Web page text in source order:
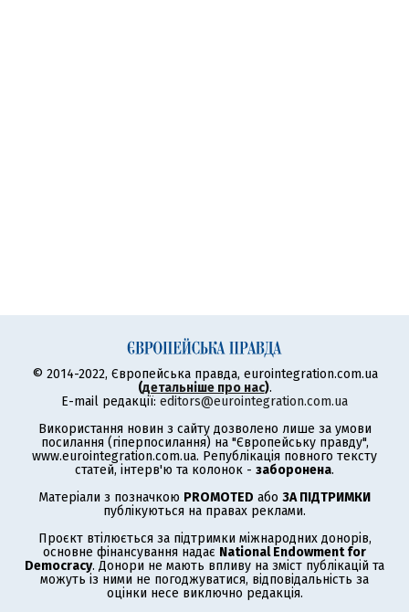
© 2014-2022, Європейська правда, eurointegration.com.ua
(детальніше про нас).
E-mail редакції: editors@eurointegration.com.ua
Використання новин з сайту дозволено лише за умови
посилання (гіперпосилання) на "Європейську правду",
www.eurointegration.com.ua. Републікація повного тексту
статей, інтерв'ю та колонок - заборонена.
Матеріали з позначкою PROMOTED або ЗА ПІДТРИМКИ
публікуються на правах реклами.
Проєкт втілюється за підтримки міжнародних донорів,
основне фінансування надає National Endowment for
Democracy. Донори не мають впливу на зміст публікацій та
можуть із ними не погоджуватися, відповідальність за
оцінки несе виключно редакція.